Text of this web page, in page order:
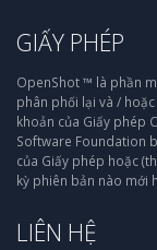
GIẤY PHÉP
OpenShot ™ là phần
phân phối lại và /
khoản của Giấy phép
Software Foundation
của Giấy phép hoặc
kỳ phiên bản nào mới
LIÊN HỆ